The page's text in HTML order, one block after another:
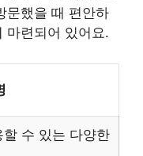
문했을 때 편안하
마련되어 있어요.
수 있는 다양한